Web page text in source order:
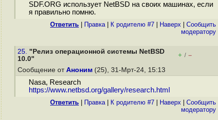
SDF.ORG использует NetBSD на своих машинах, если
я правильно помню.
Ответить Правка| К родителю #7 Наверх
Cообщить
модератору
25. "Релиз операционной системы NetBSD
10.0"
+ / –
Сообщение от Аноним (25), 31-Мрт-24, 15:13
Nasa, Research
https://www.netbsd.org/gallery/research.html
Ответить Правка| К родителю #7 Наверх
Cообщить
модератору